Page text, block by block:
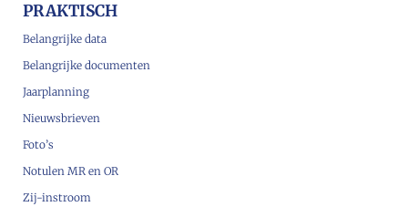
PRAKTISCH
Belangrijke data
Belangrijke documenten
Jaarplanning
Nieuwsbrieven
Foto’s
Notulen MR en OR
Zij-instroom